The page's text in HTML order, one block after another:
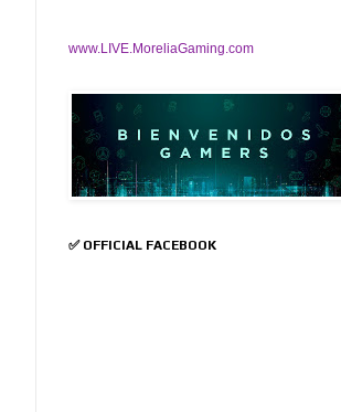
www.LIVE.MoreliaGaming.com
✅ OFFICIAL FACEBOOK